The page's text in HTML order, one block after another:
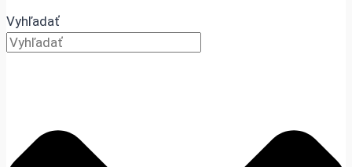
Vyhľadať